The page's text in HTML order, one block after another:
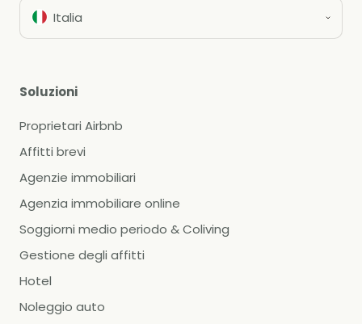
Italia
Soluzioni
Proprietari Airbnb
Affitti brevi
Agenzie immobiliari
Agenzia immobiliare online
Soggiorni medio periodo & Coliving
Gestione degli affitti
Hotel
Noleggio auto